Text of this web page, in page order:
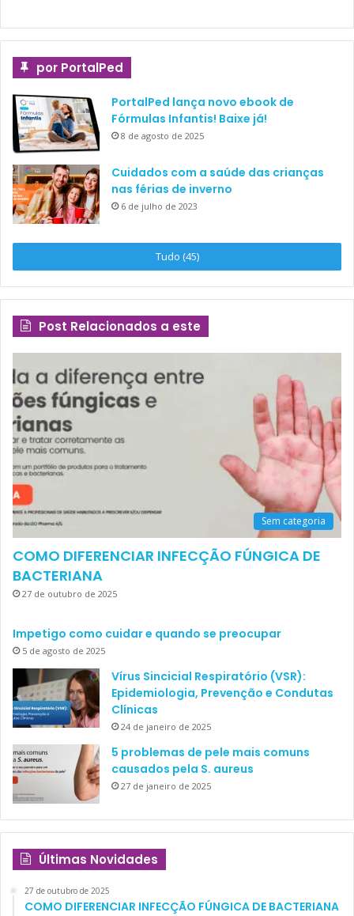
por PortalPed
PortalPed lança novo ebook de
Fórmulas Infantis! Baixe já!
8 de agosto de 2025
Cuidados com a saúde das crianças
nas férias de inverno
6 de julho de 2023
Tudo (45)
Post Relacionados a este
Sem categoria
COMO DIFERENCIAR INFECÇÃO FÚNGICA DE
BACTERIANA
27 de outubro de 2025
Impetigo como cuidar e quando se preocupar
5 de agosto de 2025
Vírus Sincicial Respiratório (VSR):
Epidemiologia, Prevenção e Condutas
Clínicas
24 de janeiro de 2025
5 problemas de pele mais comuns
causados pela S. aureus
27 de janeiro de 2025
Últimas Novidades
27 de outubro de 2025
COMO DIFERENCIAR INFECÇÃO FÚNGICA DE BACTERIANA